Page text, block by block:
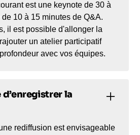
est une keynote de 30 à
10 à 15 minutes de Q&A.
il est possible d'allonger la
un atelier participatif
avec vos équipes.
la
rediffusion est envisageable